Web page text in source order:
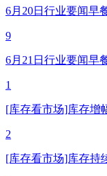
6月20日行业要闻早
9
6月21日行业要闻早
1
[库存看市场]库存增
2
[库存看市场]库存持